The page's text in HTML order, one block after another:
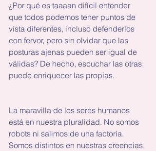
¿Por qué es taaaan difícil entender
que todos podemos tener puntos de
vista diferentes, incluso defenderlos
con fervor, pero sin olvidar que las
posturas ajenas pueden ser igual de
válidas? De hecho, escuchar las otras
puede enriquecer las propias.
La maravilla de los seres humanos
está en nuestra pluralidad. No somos
robots ni salimos de una factoría.
Somos distintos en nuestras creencias,